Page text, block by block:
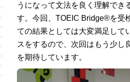
うになって文法を良く理解でき
す。今回、TOEIC Bridge®を受
ての結果としては大変満足して
スをするので、次回はもう少し
を期待しています。